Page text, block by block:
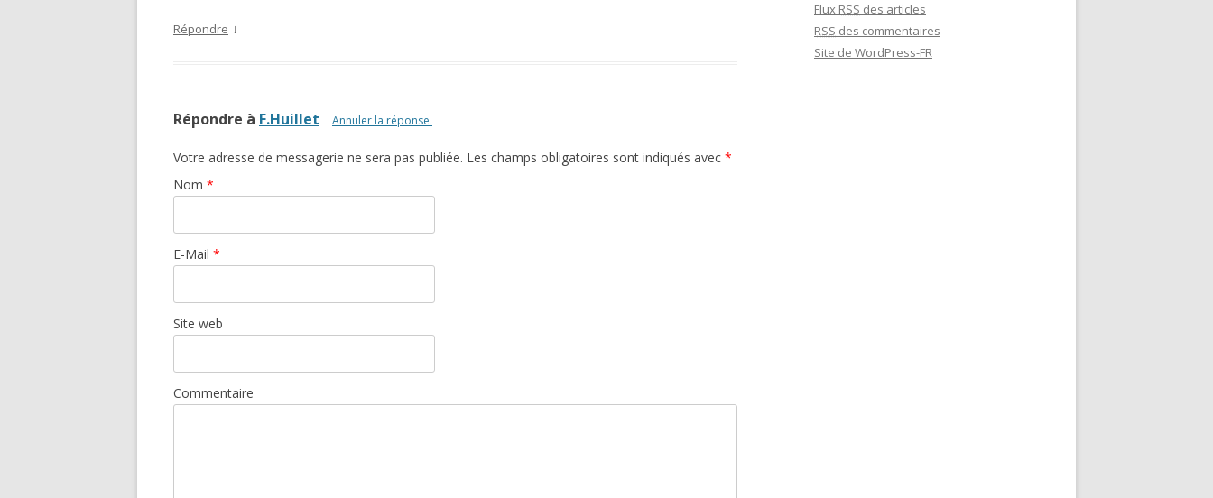
Répondre ↓
Répondre à F.Huillet Annuler la réponse.
Votre adresse de messagerie ne sera pas publiée. Les champs obligatoires sont indiqués avec *
Nom *
E-Mail *
Site web
Commentaire
Flux RSS des articles
RSS des commentaires
Site de WordPress-FR